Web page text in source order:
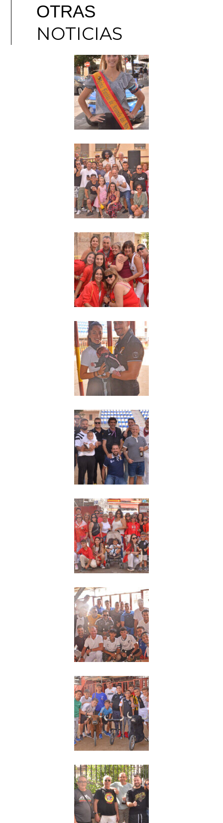
OTRAS
NOTICIAS